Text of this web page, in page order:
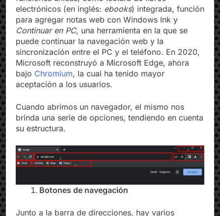
funciones únicas, como lectura de libros
electrónicos (en inglés: ebooks) integrada, función
para agregar notas web con Windows Ink y
Continuar en PC , una herramienta en la que se
puede continuar la navegación web y la
sincronización entre el PC y el teléfono. En 2020,
Microsoft reconstruyó a Microsoft Edge, ahora
bajoChromium, la cual ha tenido mayor
Cuando abrimos un navegador, el mismo nos
brinda una serie de opciones, tendiendo en cuenta